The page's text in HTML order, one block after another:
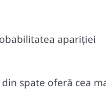
apariției
spate oferă cea